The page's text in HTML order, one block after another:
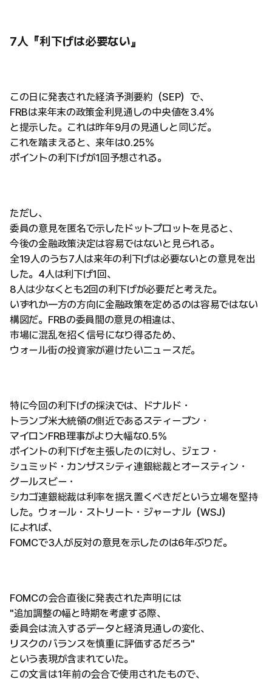
7人『利下げは必要ない』
この日に発表された経済予測要約（SEP）で、
FRBは来年末の政策金利見通しの中央値を3.4%
と提示した。これは昨年9月の見通しと同じだ。
これを踏まえると、来年は0.25%
ポイントの利下げが1回予想される。
ただし、
委員の意見を匿名で示したドットプロットを見ると、
今後の金融政策決定は容易ではないと見られる。
全19人のうち7人は来年の利下げは必要ないとの意見を出
した。4人は利下げ1回、
8人は少なくとも2回の利下げが必要だと考えた。
いずれか一方の方向に金融政策を定めるのは容易ではない
構図だ。FRBの委員間の意見の相違は、
市場に混乱を招く信号になり得るため、
ウォール街の投資家が避けたいニュースだ。
特に今回の利下げの採決では、ドナルド・
トランプ米大統領の側近であるスティーブン・
マイロンFRB理事がより大幅な0.5%
ポイントの利下げを主張したのに対し、ジェフ・
シュミッド・カンザスシティ連銀総裁とオースティン・
グールスビー・
シカゴ連銀総裁は利率を据え置くべきだという立場を堅持
した。ウォール・ストリート・ジャーナル（WSJ）
によれば、
FOMCで3人が反対の意見を示したのは6年ぶりだ。
FOMCの会合直後に発表された声明には
"追加調整の幅と時期を考慮する際、
委員会は流入するデータと経済見通しの変化、
リスクのバランスを慎重に評価するだろう"
という表現が含まれていた。
この文言は1年前の会合で使用されたもので、